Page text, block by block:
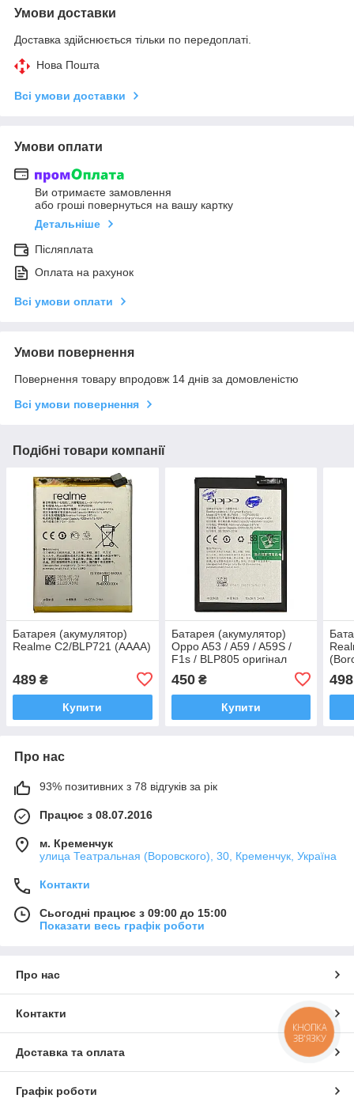
Умови доставки
Доставка здійснюється тільки по передоплаті.
Нова Пошта
Всі умови доставки
Умови оплати
Ви отримаєте замовлення
або гроші повернуться на вашу картку
Детальніше
Післяплата
Оплата на рахунок
Всі умови оплати
Умови повернення
Повернення товару впродовж 14 днів за домовленістю
Всі умови повернення
Подібні товари компанії
Батарея (акумулятор)
Realme C2/BLP721 (AAAA)
489 ₴
Купити
Батарея (акумулятор)
Oppo A53 / A59 / A59S /
F1s / BLP805 оригінал
450₴
Купити
498
Про нас
93% позитивних з 78 відгуків за рік
Працює з 08.07.2016
м. Кременчук
улица Театральная (Воровского), 30, Кременчук, Україна
Контакти
Сьогодні працює з 09:00 до 15:00
Показати весь графік роботи
Про нас
Контакти
Доставка та оплата
Графік роботи
КНОПКА
ЗВ'ЯЗКУ